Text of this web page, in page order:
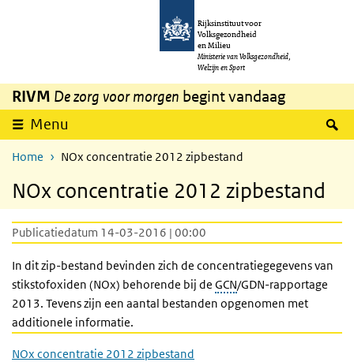
Overslaan en naar de inhoud gaan
Rijksinstituut voor
Volksgezondheid
en Milieu
Ministerie van Volksgezondheid,
Welzijn en Sport
RIVM De zorg voor morgen begint vandaag
Menu
Home NOx concentratie 2012 zipbestand
NOx concentratie 2012 zipbestand
Publicatiedatum 14-03-2016 | 00:00
In dit zip-bestand bevinden zich de concentratiegegevens van
stikstofoxiden (NOx) behorende bij de GCN/GDN-rapportage
2013. Tevens zijn een aantal bestanden opgenomen met
additionele informatie.
NOx concentratie 2012 zipbestand